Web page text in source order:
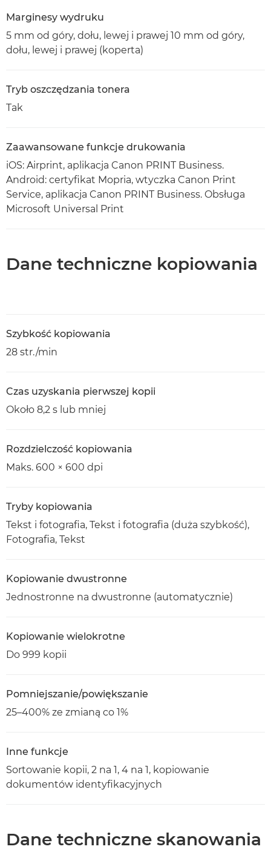
Marginesy wydruku
5 mm od góry, dołu, lewej i prawej 10 mm od góry,
dołu, lewej i prawej (koperta)
Tryb oszczędzania tonera
Tak
Zaawansowane funkcje drukowania
iOS: Airprint, aplikacja Canon PRINT Business.
Android: certyfikat Mopria, wtyczka Canon Print
Service, aplikacja Canon PRINT Business. Obsługa
Microsoft Universal Print
Dane techniczne kopiowania
Szybkość kopiowania
28 str./min
Czas uzyskania pierwszej kopii
Około 8,2 s lub mniej
Rozdzielczość kopiowania
Maks. 600 × 600 dpi
Tryby kopiowania
Tekst i fotografia, Tekst i fotografia (duża szybkość),
Fotografia, Tekst
Kopiowanie dwustronne
Jednostronne na dwustronne (automatycznie)
Kopiowanie wielokrotne
Do 999 kopii
Pomniejszanie/powiększanie
25–400% ze zmianą co 1%
Inne funkcje
Sortowanie kopii, 2 na 1, 4 na 1, kopiowanie
dokumentów identyfikacyjnych
Dane techniczne skanowania